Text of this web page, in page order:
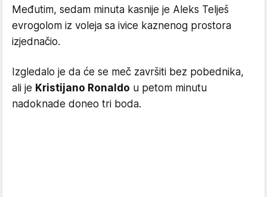
Međutim, sedam minuta kasnije je Aleks Telješ
evrogolom iz voleja sa ivice kaznenog prostora
izjednačio.
Izgledalo je da će se meč završiti bez pobednika,
ali je Kristijano Ronaldo u petom minutu
nadoknade doneo tri boda.